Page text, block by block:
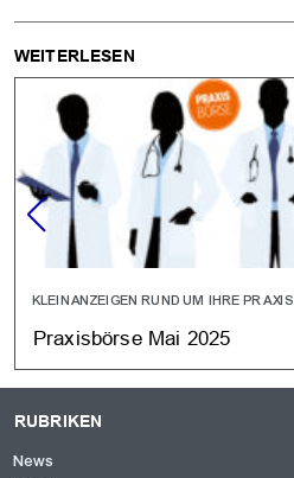
WEITERLESEN
KLEINANZEIGEN RUND UM IHRE PRAXIS
Praxisbörse Mai 2025
RUBRIKEN
News